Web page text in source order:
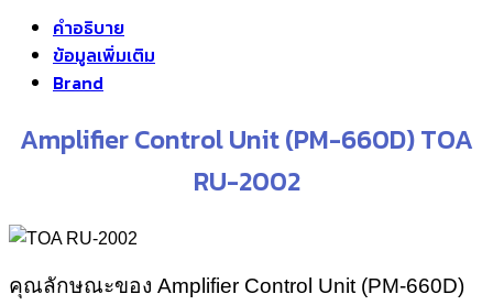
คำอธิบาย
ข้อมูลเพิ่มเติม
Brand
Amplifier Control Unit (PM-660D) TOA
RU-2002
คุณลักษณะของ Amplifier Control Unit (PM-660D)